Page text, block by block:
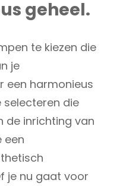
geheel.
te kiezen die
je
een harmonieus
selecteren die
de inrichting van
een
je nu gaat voor